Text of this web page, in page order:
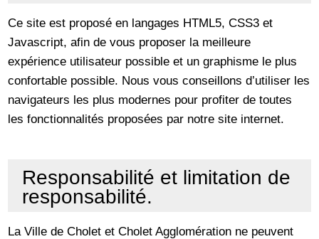
Ce site est proposé en langages HTML5, CSS3 et
Javascript, afin de vous proposer la meilleure
expérience utilisateur possible et un graphisme le plus
confortable possible. Nous vous conseillons d’utiliser les
navigateurs les plus modernes pour profiter de toutes
les fonctionnalités proposées par notre site internet.
Responsabilité et limitation de
responsabilité.
La Ville de Cholet et Cholet Agglomération ne peuvent